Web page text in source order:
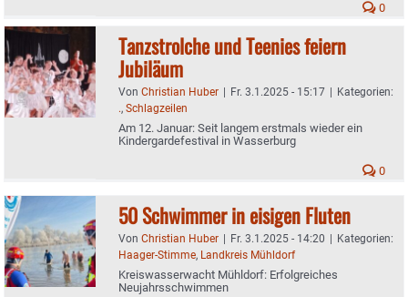
0
Tanzstrolche und Teenies feiern
Jubiläum
Von Christian Huber | Fr. 3.1.2025 - 15:17 | Kategorien:
., Schlagzeilen
Am 12. Januar: Seit langem erstmals wieder ein
Kindergardefestival in Wasserburg
0
50 Schwimmer in eisigen Fluten
Von Christian Huber | Fr. 3.1.2025 - 14:20 | Kategorien:
Haager-Stimme, Landkreis Mühldorf
Kreiswasserwacht Mühldorf: Erfolgreiches
Neujahrsschwimmen